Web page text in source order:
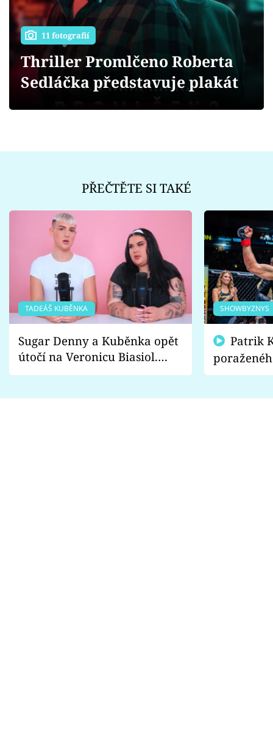
Videa
Sledujte prima+
11 fotografií
Thriller Promlčeno Roberta
Sedláčka představuje plakát
PŘEČTĚTE SI TAKÉ
TADEÁŠ KUBĚNKA
Sugar Denny a Kuběnka opět
útočí na Veronicu Biasiol.
Proč je podle nich falešná a
SHOWBYZNYS
fanoušci